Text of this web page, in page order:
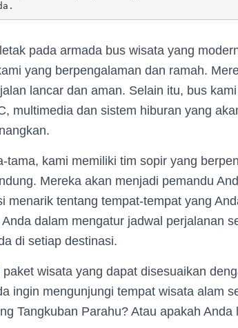
pada armada bus wisata yang
yang berpengalaman dan ramah.
lancar dan aman. Selain itu, bus
multimedia dan sistem hiburan yang
tama, kami memiliki tim sopir yang
Mereka akan menjadi pemandu
menarik tentang tempat-tempat yang
dalam mengatur jadwal perjalanan
di setiap destinasi.
wisata yang dapat disesuaikan
ingin mengunjungi tempat wisata alam
Tangkuban Parahu? Atau apakah Anda